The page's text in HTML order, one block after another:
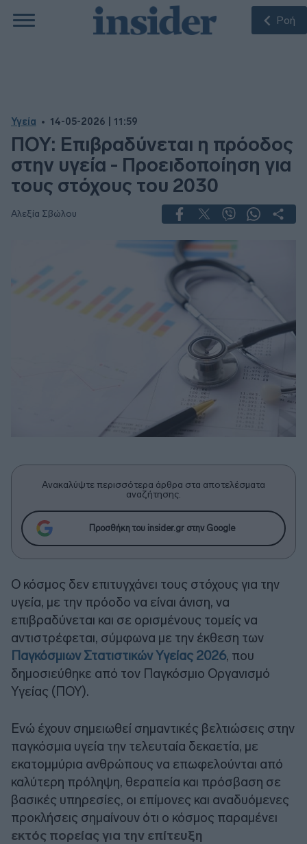
Ροή
Υγεία 14-05-2026 | 11:59
ΠΟΥ: Επιβραδύνεται η πρόοδος
στην υγεία - Προειδοποίηση για
τους στόχους του 2030
Αλεξία Σβώλου
Ανακαλύψτε περισσότερα άρθρα στα αποτελέσματα
αναζήτησης.
Προσθήκη του insider.gr στην Google
Ο κόσμος δεν επιτυγχάνει τους στόχους για την
υγεία, με την πρόοδο να είναι άνιση, να
επιβραδύνεται και σε ορισμένους τομείς να
αντιστρέφεται, σύμφωνα με την έκθεση των
Παγκόσμιων Στατιστικών Υγείας 2026, που
δημοσιεύθηκε από τον Παγκόσμιο Οργανισμό
Υγείας (ΠΟΥ).
Ενώ έχουν σημειωθεί σημαντικές βελτιώσεις στην
παγκόσμια υγεία την τελευταία δεκαετία, με
εκατομμύρια ανθρώπους να επωφελούνται από
καλύτερη πρόληψη, θεραπεία και πρόσβαση σε
βασικές υπηρεσίες, οι επίμονες και αναδυόμενες
προκλήσεις σημαίνουν ότι ο κόσμος παραμένει
εκτός πορείας για την επίτευξη